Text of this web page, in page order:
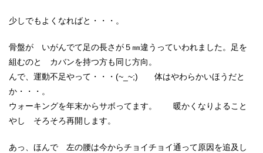
少しでもよくなればと・・・。
骨盤が いがんでて足の長さが５㎜違うっていわれました。足を
組むのと カバンを持つ方も同じ方向。
んで、運動不足やって・・・(~_~;) 体はやわらかいほうだと
か・・・。
ウォーキングを年末からサボってます。 暖かくなりよること
やし そろそろ再開します。
あっ、ほんで 左の腰は今からチョイチョイ通って原因を追及し